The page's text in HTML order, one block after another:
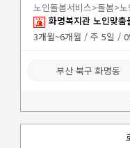
노인돌봄서비스>돌봄>노
화명복지관 노인맞춤
3개월~6개월 / 주 5일 /
부산 북구 화명동